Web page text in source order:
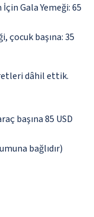
İçin Gala Yemeği: 65
çocuk başına: 35
dâhil ettik.
başına 85 USD
bağlıdır)